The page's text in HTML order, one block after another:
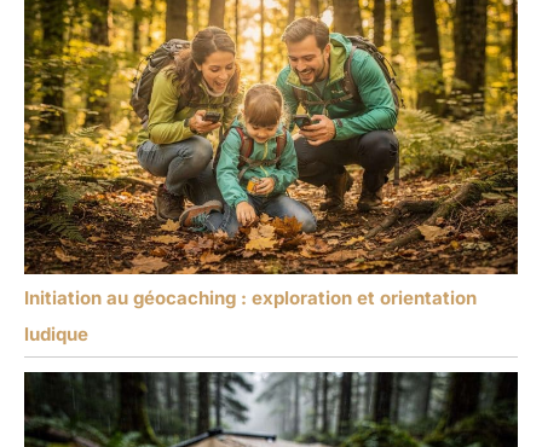
Initiation au géocaching : exploration et orientation
ludique